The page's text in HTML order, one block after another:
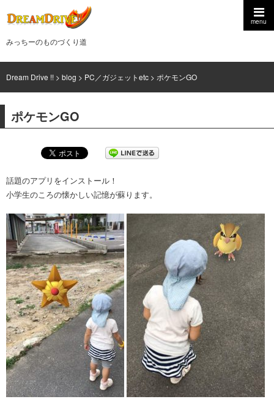
menu
みっちーのものづくり道
Dream Drive !! > blog > PC／ガジェットetc > ポケモンGO
ポケモンGO
話題のアプリをインストール！
小学生のころの懐かしい記憶が蘇ります。